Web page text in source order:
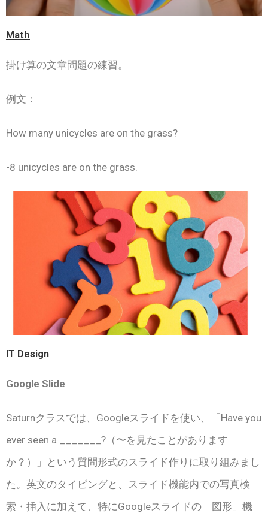
Math
掛け算の文章問題の練習。
例文：
How many unicycles are on the grass?
-8 unicycles are on the grass.
IT Design
Google Slide
Saturnクラスでは、Googleスライドを使い、「Have you
ever seen a _______?（〜を見たことがあります
か？）」という質問形式のスライド作りに取り組みまし
た。英文のタイピングと、スライド機能内での写真検
索・挿入に加えて、特にGoogleスライドの「図形」機